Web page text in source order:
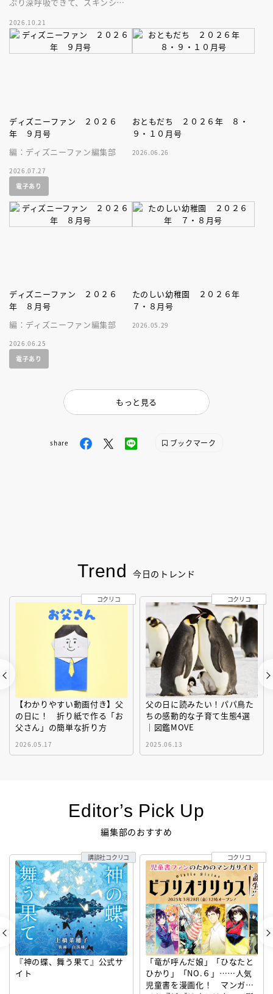
家、キボリノコンノ初のファー
ストブック。
2026.10.21
ディズニーファン ２０２６
年 ９月号
編：ディズニーファン編集部
2026.07.27
電子あり
おともだち ２０２６年 ８・
９・１０月号
2026.06.26
ディズニーファン ２０２６
年 ８月号
編：ディズニーファン編集部
2026.06.25
電子あり
たのしい幼稚園 ２０２６年
７・８月号
2026.05.29
もっと見る
share ブックマーク
Trend 今日のトレンド
【わかりやすい動画付き】父
の日に！ 折り紙で作る「お
父さん」の簡単な折り方
2026.05.17
コクリコ
父の日に読みたい！パパ鳥た
ちの感動的な子育て生態4選
｜図鑑MOVE
2025.06.13
コクリコ
Editor’s Pick Up
編集部のおすすめ
『神の蝶、舞う果て』公式サ
イト
講談社コクリコ
「竜が呼んだ娘」「ひなたと
ひかり」「NO.６」……人気
児童書を漫画化！ マンガサ
コクリコ